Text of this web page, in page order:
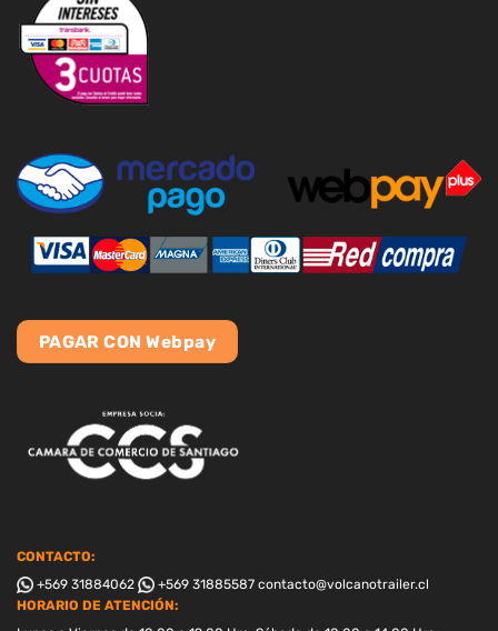
PAGAR CON Webpay
CONTACTO:
+569 31884062
+569 31885587 contacto@volcanotrailer.cl
HORARIO DE ATENCIÓN: